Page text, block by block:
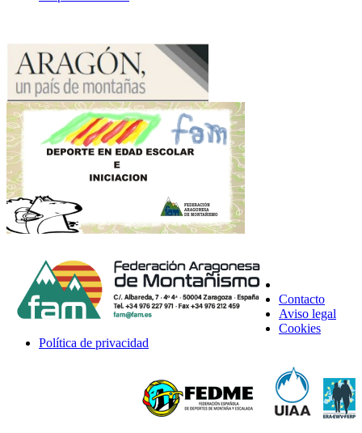
Contacto
Aviso legal
Cookies
Política de privacidad